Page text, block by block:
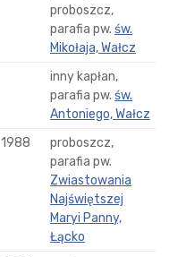
proboszcz,
parafia pw. św.
Mikołaja, Wałcz
inny kapłan,
parafia pw. św.
Antoniego, Wałcz
1988
proboszcz,
parafia pw.
Zwiastowania
Najświętszej
Maryi Panny,
Łącko